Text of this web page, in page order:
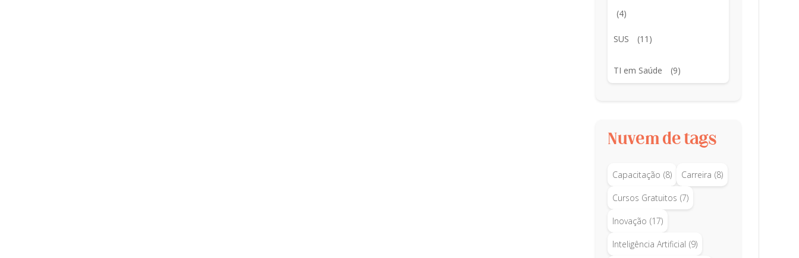
(4)
SUS (11)
TI em Saúde (9)
Nuvem de tags
Capacitação (8) Carreira (8)
Cursos Gratuitos (7)
Inovação (17)
Inteligência Artificial (9)